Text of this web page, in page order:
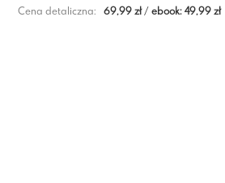
Cena detaliczna:
69,99 zł/ebook: 49,99 zł